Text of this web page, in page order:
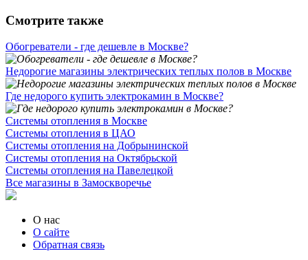
Смотрите также
Обогреватели - где дешевле в Москве?
Недорогие магазины электрических теплых полов в Москве
Где недорого купить электрокамин в Москве?
Системы отопления в Москве
Системы отопления в ЦАО
Системы отопления на Добрынинской
Системы отопления на Октябрьской
Системы отопления на Павелецкой
Все магазины в Замоскворечье
О нас
О сайте
Обратная связь